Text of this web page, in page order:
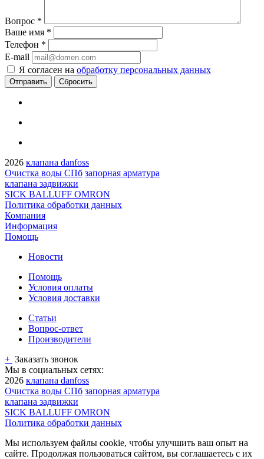
Вопрос *
Ваше имя *
Телефон *
E-mail
Я согласен на обработку персональных данных
Сбросить
2026 клапана danfoss
Очистка воды СПб запорная арматура
клапана задвижки
SICK BALLUFF OMRON
Политика обработки данных
Компания
Информация
Помощь
Новости
Помощь
Условия оплаты
Условия доставки
Статьи
Вопрос-ответ
Производители
+ Заказать звонок
Мы в социальных сетях:
2026 клапана danfoss
Очистка воды СПб запорная арматура
клапана задвижки
SICK BALLUFF OMRON
Политика обработки данных
Мы используем файлы cookie, чтобы улучшить ваш опыт на
сайте. Продолжая пользоваться сайтом, вы соглашаетесь с их